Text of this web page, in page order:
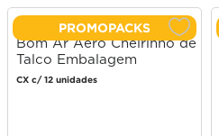
PROMOPACKS
Bom Ar Aero Cheirinho de
Talco Embalagem
Econômica 360ml
CX c/ 12 unidades